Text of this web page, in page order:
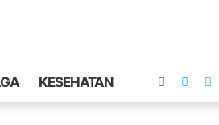
KESEHATAN